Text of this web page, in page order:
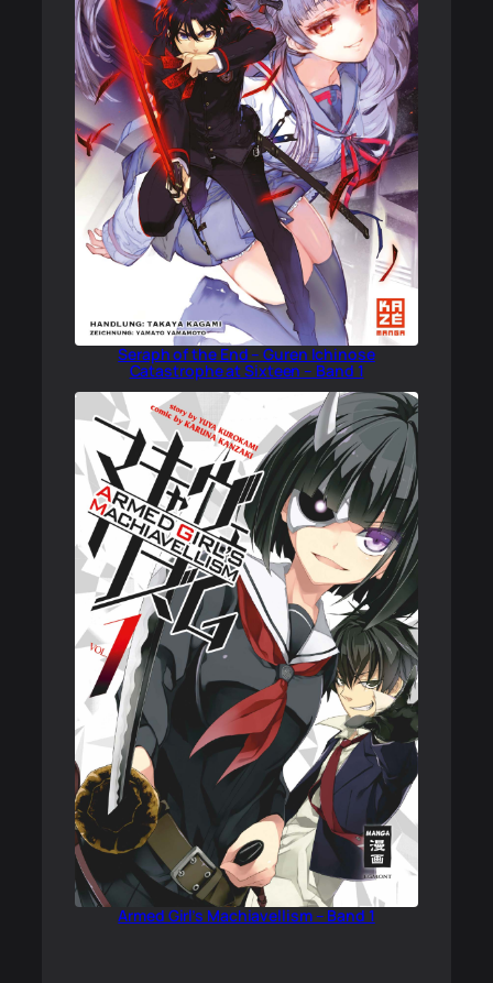
Seraph of the End – Guren Ichinose
Catastrophe at Sixteen – Band 1
Armed Girl’s Machiavellism – Band 1